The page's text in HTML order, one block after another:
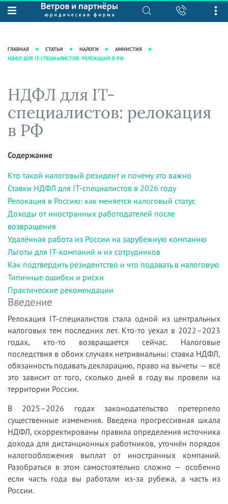
О нас
Рекомендации
Преимущества юридической
фирмы
Кейсы
Вакансии
Юридические услуги
Интеллектуальная собственность
Налоговая практика
Сопровождение бизнеса
Ведение уголовных дел
Ведение дел о банкротстве
База знаний
практики"
Новости
Аудиоподкасты
Видеоподкасты
Справочная
Вопросы-ответы
Прямые эфиры
ГЛАВНАЯ СТАТЬИ НАЛОГИ
АМНИСТИЯ
НДФЛ ДЛЯ IT-СПЕЦИАЛИСТОВ: РЕЛОКАЦИЯ В РФ
НДФЛ для IT-
специалистов: релокация
в РФ
Содержание
Кто такой налоговый резидент и почему это важно
Ставки НДФЛ для IT-специалистов в 2026 году
Релокация в Россию: как меняется налоговый статус
Доходы от иностранных работодателей после
возвращения
Удалённая работа из России на зарубежную компанию
Льготы для IT-компаний и их сотрудников
Как подтвердить резидентство и что подавать в налоговую
Типичные ошибки и риски
Практические рекомендации
Введение
Релокация IT-специалистов стала одной из центральных
налоговых тем последних лет. Кто-то уехал в 2022–2023
годах, кто-то возвращается сейчас. Налоговые
последствия в обоих случаях нетривиальны: ставка НДФЛ,
обязанность подавать декларацию, право на вычеты — всё
это зависит от того, сколько дней в году вы провели на
территории России.
В 2025–2026 годах законодательство претерпело
существенные изменения. Введена прогрессивная шкала
НДФЛ, скорректированы правила определения источника
дохода для дистанционных работников, уточнён порядок
налогообложения выплат от иностранных компаний.
Разобраться в этом самостоятельно сложно — особенно
если часть года вы работали из-за рубежа, а часть из
России.